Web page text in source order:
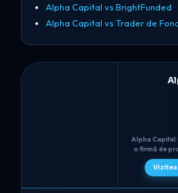
Alpha Capital vs BrightFunded
Alpha Capital vs Trader de
Alpha Capital
o firmă de
Regatul Unit
conturi
Calificat" prin
permite